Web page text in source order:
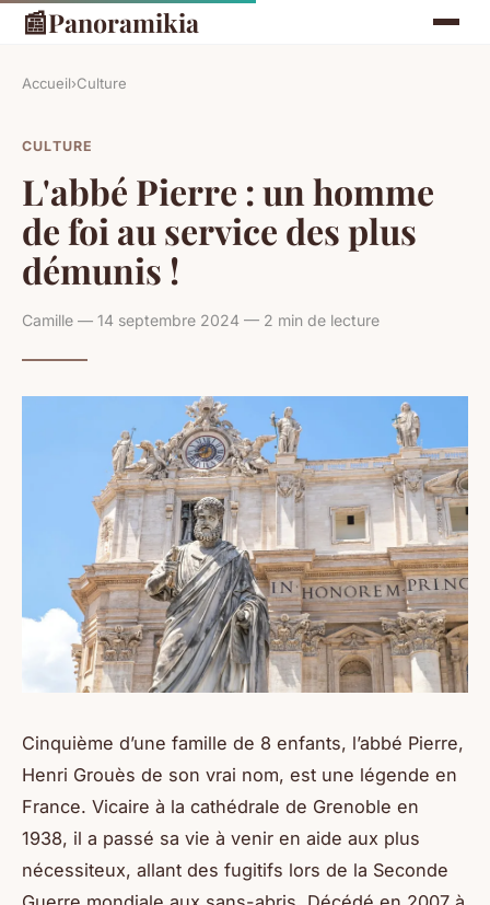
📰Panoramikia
Accueil›Culture
CULTURE
L'abbé Pierre : un homme
de foi au service des plus
démunis !
Camille — 14 septembre 2024 — 2 min de lecture
Cinquième d’une famille de 8 enfants, l’abbé Pierre,
Henri Grouès de son vrai nom, est une légende en
France. Vicaire à la cathédrale de Grenoble en
1938, il a passé sa vie à venir en aide aux plus
nécessiteux, allant des fugitifs lors de la Seconde